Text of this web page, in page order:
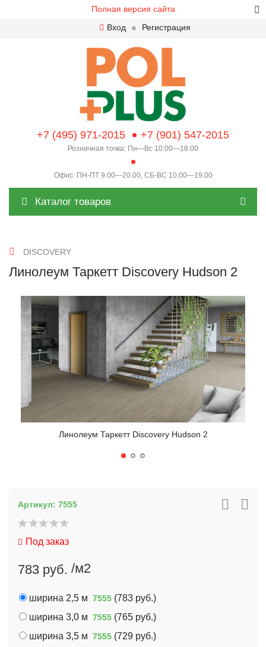
Полная версия сайта
Вход
Регистрация
+7 (495) 971-2015 +7 (901) 547-2015
Розничная точка: Пн—Вс 10:00—18:00
Офис: ПН-ПТ 9.00—20.00, СБ-ВС 10.00—19.00
Каталог товаров
DISCOVERY
Линолеум Таркетт Discovery Hudson 2
Линолеум Таркетт Discovery Hudson 2
Артикул: 7555
Под заказ
783 руб. /м2
ширина 2,5 м 7555 (783 руб.)
ширина 3,0 м 7555 (765 руб.)
ширина 3,5 м 7555 (729 руб.)